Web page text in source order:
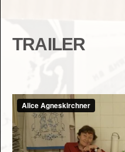
TRAILER